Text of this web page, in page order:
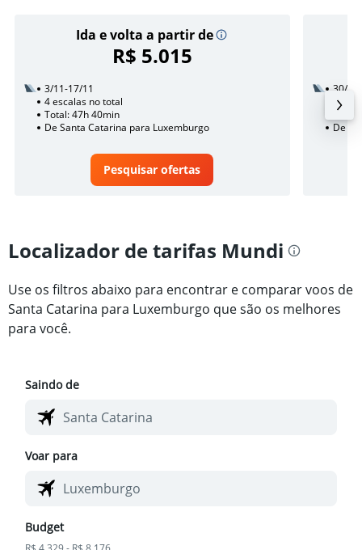
Ida e volta a partir de
R$ 5.015
3/11-17/11
4 escalas no total
Total: 47h 40min
De Santa Catarina para Luxemburgo
Pesquisar ofertas
30/12
3
De
Localizador de tarifas Mundi
Use os filtros abaixo para encontrar e comparar voos de
Santa Catarina para Luxemburgo que são os melhores
para você.
Saindo de
Voar para
Budget